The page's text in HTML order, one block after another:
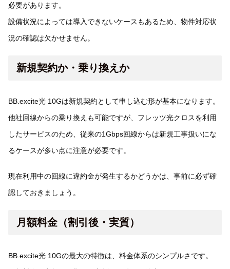
必要があります。
設備状況によっては導入できないケースもあるため、物件対応状
況の確認は欠かせません。
新規契約か・乗り換えか
BB.excite光 10Gは新規契約として申し込む形が基本になります。
他社回線からの乗り換えも可能ですが、フレッツ光クロスを利用
したサービスのため、従来の1Gbps回線からは新規工事扱いにな
るケースが多い点に注意が必要です。
現在利用中の回線に違約金が発生するかどうかは、事前に必ず確
認しておきましょう。
月額料金（割引後・実質）
BB.excite光 10Gの最大の特徴は、料金体系のシンプルさです。